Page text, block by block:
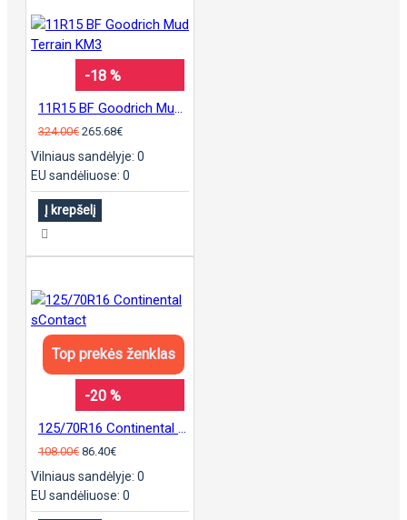
-18 %
324.00€ 265.68€
Vilniaus sandėlyje: 0
EU sandėliuose: 0
Į krepšelį
Top prekės ženklas
-20 %
108.00€ 86.40€
Vilniaus sandėlyje: 0
EU sandėliuose: 0